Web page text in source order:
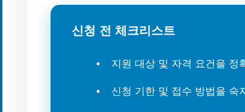
신청 전 체크리스트
지원 대상 및 자격 요건을 정
신청 기한 및 접수 방법을 숙